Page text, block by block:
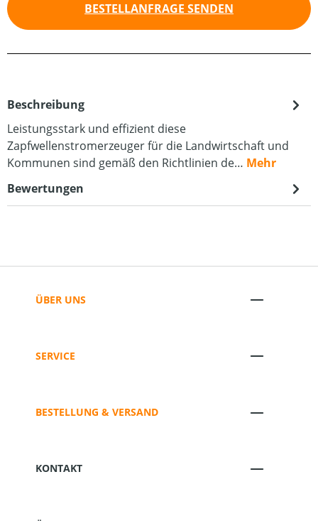
BESTELLANFRAGE SENDEN
Beschreibung
Leistungsstark und effizient diese
Zapfwellenstromerzeuger für die Landwirtschaft und
Kommunen sind gemäß den Richtlinien de… Mehr
Bewertungen
ÜBER UNS
SERVICE
BESTELLUNG & VERSAND
KONTAKT